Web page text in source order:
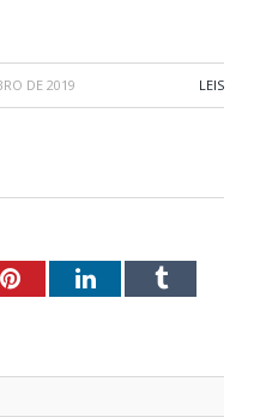
DE 2019 LEIS
PinterestLinkedInTumblr